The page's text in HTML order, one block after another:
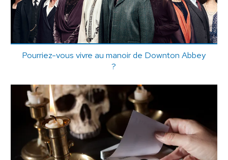
Pourriez-vous vivre au manoir de Downton Abbey
?